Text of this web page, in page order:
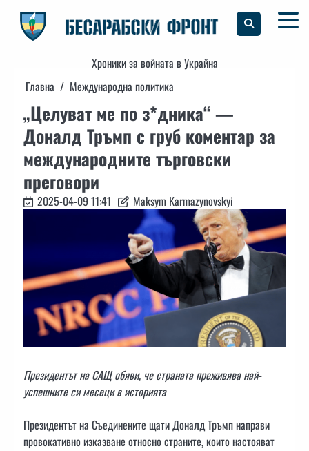
content
Хроники за войната в Украйна
Главна
Международна политика
„Целуват ме по з*дника“ —
Доналд Тръмп с груб коментар за
международните търговски
преговори
2025-04-09 11:41 Maksym Karmazynovskyi
Президентът на САЩ обяви, че страната преживява най-
успешните си месеци в историята
Президентът на Съединените щати Доналд Тръмп направи
провокативно изказване относно страните, които настояват